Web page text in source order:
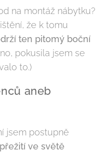
na montáž nábytku?
že k tomu
ten pitomý boční
pokusila jsem se
to.)
aneb
jsem postupně
ve světě